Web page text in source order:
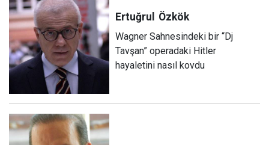
Ertuğrul Özkök
Wagner Sahnesindeki bir “Dj
Tavşan” operadaki Hitler
hayaletini nasıl kovdu